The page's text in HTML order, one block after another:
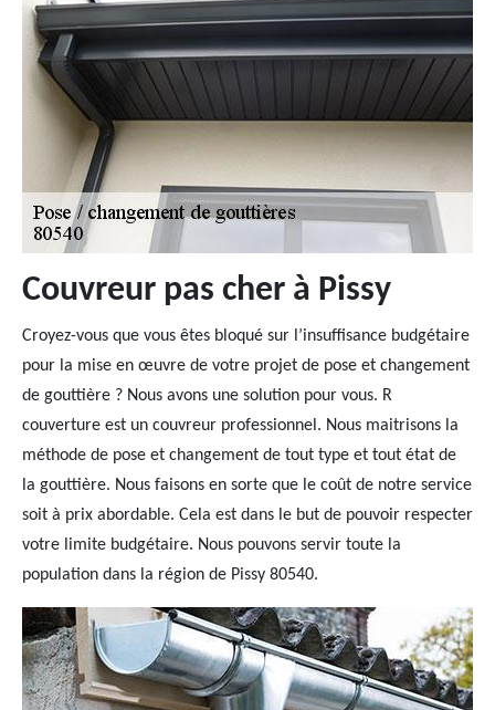
Couvreur pas cher à Pissy
Croyez-vous que vous êtes bloqué sur l’insuffisance budgétaire
pour la mise en œuvre de votre projet de pose et changement
de gouttière ? Nous avons une solution pour vous. R
couverture est un couvreur professionnel. Nous maitrisons la
méthode de pose et changement de tout type et tout état de
la gouttière. Nous faisons en sorte que le coût de notre service
soit à prix abordable. Cela est dans le but de pouvoir respecter
votre limite budgétaire. Nous pouvons servir toute la
population dans la région de Pissy 80540.